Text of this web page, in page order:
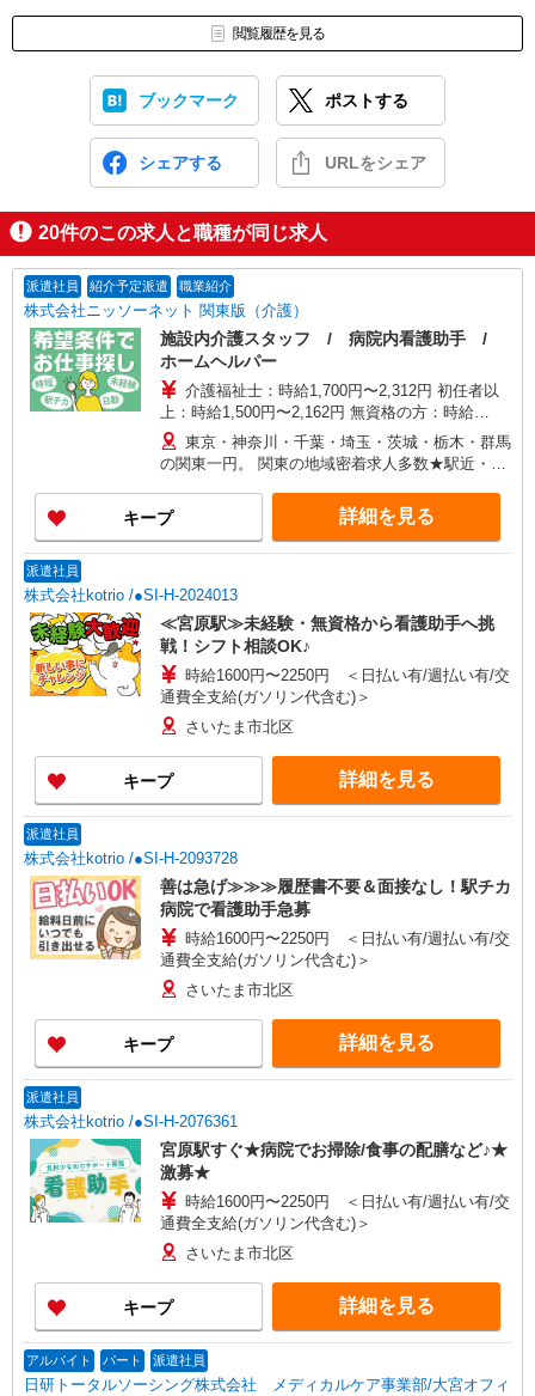
閲覧履歴を見る
ブックマーク ポストする
シェアする URLをシェア
20件のこの求人と職種が同じ求人
派遣社員 紹介予定派遣 職業紹介
株式会社ニッソーネット 関東版（介護）
施設内介護スタッフ / 病院内看護助手 /
ホームヘルパー
介護福祉士：時給1,700円〜2,312円 初任者以
上：時給1,500円〜2,162円 無資格の方：時給
1,350円〜1,925円 ※給与幅は勤務先による +交通
費、諸手当（勤務先による） +0円で介護資格が取
れる （別途規定） ★給与日払い制度あり！
東京・神奈川・千葉・埼玉・茨城・栃木・群馬
の関東一円。 関東の地域密着求人多数★駅近・家
キープ 詳細を見る
派遣社員
株式会社kotrio /●SI-H-2024013
≪宮原駅≫未経験・無資格から看護助手へ挑
戦！シフト相談OK♪
時給1600円〜2250円 ＜日払い有/週払い有/交
通費全支給(ガソリン代含む)＞
さいたま市北区
キープ 詳細を見る
派遣社員
株式会社kotrio /●SI-H-2093728
善は急げ≫≫≫履歴書不要＆面接なし！駅チカ
病院で看護助手急募
時給1600円〜2250円 ＜日払い有/週払い有/交
通費全支給(ガソリン代含む)＞
さいたま市北区
キープ 詳細を見る
派遣社員
株式会社kotrio /●SI-H-2076361
宮原駅すぐ★病院でお掃除/食事の配膳など♪★
激募★
時給1600円〜2250円 ＜日払い有/週払い有/交
通費全支給(ガソリン代含む)＞
さいたま市北区
キープ 詳細を見る
アルバイト パート 派遣社員
日研トータルソーシング株式会社 メディカルケア事業部/大宮オフィ